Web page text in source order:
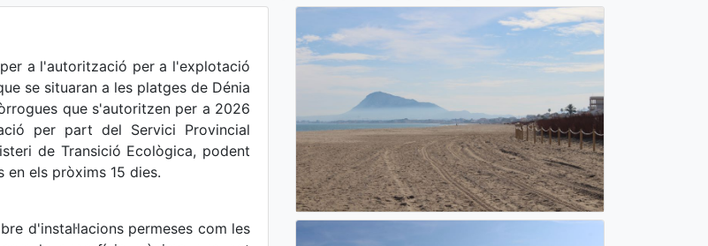
a l'autorització per a l'explotació
se situaran a les platges de Dénia
que s'autoritzen per a 2026
per part del Servici Provincial
de Transició Ecològica, podent
en els pròxims 15 dies.
d'instal·lacions permeses com les